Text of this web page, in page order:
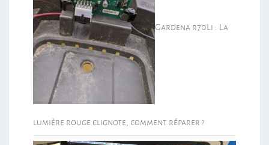
Gardena r70Li : La
lumière rouge clignote, comment réparer ?